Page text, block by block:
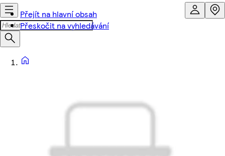
Přejít na hlavní obsah
Přeskočit na vyhledávání